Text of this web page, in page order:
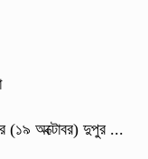
(১৯ অক্টোবর) দুপুর ...